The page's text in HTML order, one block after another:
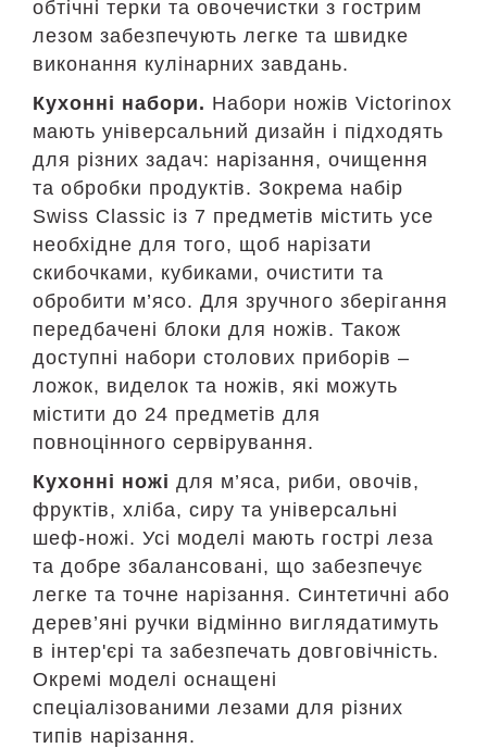
обтічні терки та овочечистки з гострим
лезом забезпечують легке та швидке
виконання кулінарних завдань.
Кухонні набори. Набори ножів Victorinox
мають універсальний дизайн і підходять
для різних задач: нарізання, очищення
та обробки продуктів. Зокрема набір
Swiss Classic із 7 предметів містить усе
необхідне для того, щоб нарізати
скибочками, кубиками, очистити та
обробити м’ясо. Для зручного зберігання
передбачені блоки для ножів. Також
доступні набори столових приборів –
ложок, виделок та ножів, які можуть
містити до 24 предметів для
повноцінного сервірування.
Кухонні ножі для м’яса, риби, овочів,
фруктів, хліба, сиру та універсальні
шеф-ножі. Усі моделі мають гострі леза
та добре збалансовані, що забезпечує
легке та точне нарізання. Синтетичні або
дерев’яні ручки відмінно виглядатимуть
в інтер'єрі та забезпечать довговічність.
Окремі моделі оснащені
спеціалізованими лезами для різних
типів нарізання.